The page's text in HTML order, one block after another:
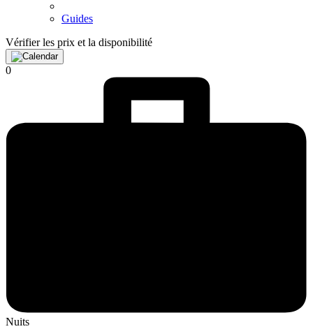
Guides
Vérifier les prix et la disponibilité
0
Nuits